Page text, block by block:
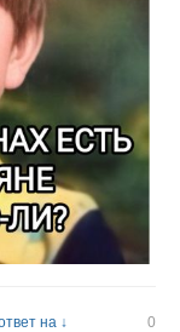
на ↓
0